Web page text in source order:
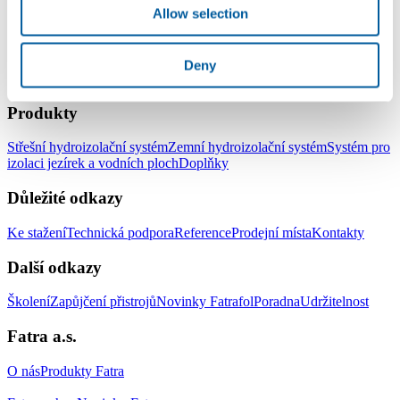
Allow selection
Deny
Produkty
Střešní hydroizolační systémZemní hydroizolační systémSystém pro
izolaci jezírek a vodních plochDoplňky
Důležité odkazy
Ke staženíTechnická podporaReferenceProdejní místaKontakty
Další odkazy
ŠkoleníZapůjčení přistrojůNovinky FatrafolPoradnaUdržitelnost
Fatra a.s.
O násProdukty Fatra